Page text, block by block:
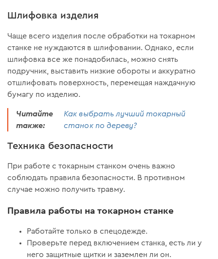
Шлифовка изделия
Чаще всего изделия после обработки на токарном
станке не нуждаются в шлифовании. Однако, если
шлифовка все же понадобилась, можно снять
подручник, выставить низкие обороты и аккуратно
отшлифовать поверхность, перемещая наждачную
бумагу по изделию.
Читайте
также:
Как выбрать лучший токарный
станок по дереву?
Техника безопасности
При работе с токарным станком очень важно
соблюдать правила безопасности. В противном
случае можно получить травму.
Правила работы на токарном станке
Работайте только в спецодежде.
Проверьте перед включением станка, есть ли у
него защитные щитки и заземлен ли он.